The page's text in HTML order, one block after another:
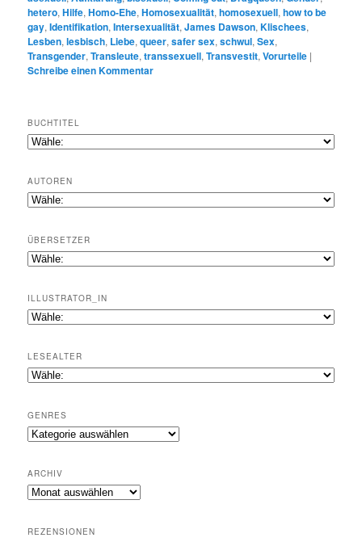
hetero,Hilfe,Homo-Ehe,Homosexualität,homosexuell,how to be
gay,Identifikation,Intersexualität,James Dawson,Klischees,
Lesben,lesbisch, Liebe,queer,safer sex,schwul,Sex,
Transgender,Transleute,transsexuell,Transvestit,Vorurteile |
Schreibe einen Kommentar
BUCHTITEL
AUTOREN
ÜBERSETZER
ILLUSTRATOR_IN
LESEALTER
GENRES
Genres
ARCHIV
Archiv
REZENSIONEN